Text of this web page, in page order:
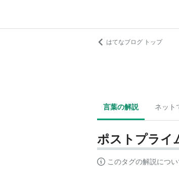
はてなブログ トップ
言葉の解説 ネット
ポストプライ
このタグの解説につい